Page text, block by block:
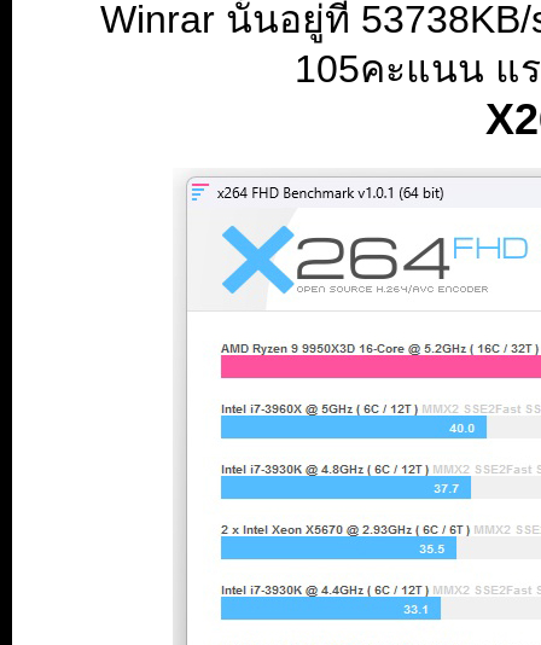
Winrar นั้นอยู่ที่
105คะแนน แ